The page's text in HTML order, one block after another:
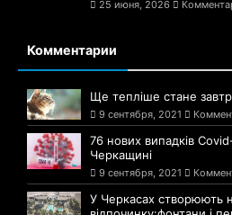
25 июня, 2026
Комментарии
Ще тепліше стане
9 сентября, 2021
76 нових випадків
Черкащині
9 сентября, 2021
У Черкасах створюють